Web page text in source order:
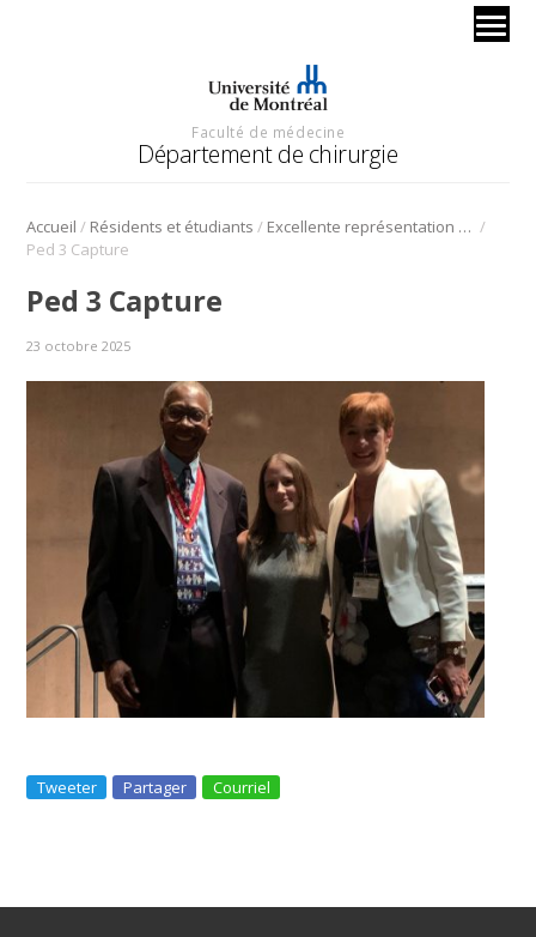
Faculté de médecine
Département de chirurgie
Accueil / Résidents et étudiants / Excellente représentation au congrès annuel de la CAPS /
Ped 3 Capture
Ped 3 Capture
23 octobre 2025
Tweeter Partager Courriel